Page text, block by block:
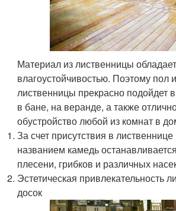
Материал из лиственницы
влагоустойчивостью. Поэтому пол
лиственницы прекрасно подойдет
в бане, на веранде, а также
обустройство любой из комнат в
За счет присутствия в
названием камедь
плесени, грибков и различных
Эстетическая привлекательность
досок